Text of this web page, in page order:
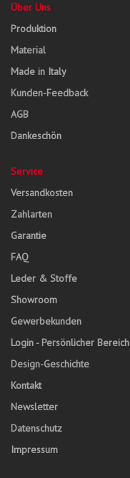
Über Uns
Produktion
Material
Made in Italy
Kunden-Feedback
AGB
Dankeschön
Service
Versandkosten
Zahlarten
Garantie
FAQ
Leder & Stoffe
Showroom
Gewerbekunden
Login - Persönlicher Bereich
Design-Geschichte
Kontakt
Newsletter
Datenschutz
Impressum